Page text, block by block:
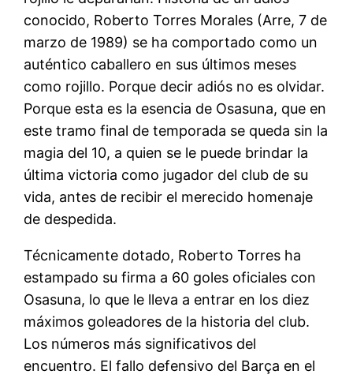
conocido, Roberto Torres Morales (Arre, 7 de
marzo de 1989) se ha comportado como un
auténtico caballero en sus últimos meses
como rojillo. Porque decir adiós no es olvidar.
Porque esta es la esencia de Osasuna, que en
este tramo final de temporada se queda sin la
magia del 10, a quien se le puede brindar la
última victoria como jugador del club de su
vida, antes de recibir el merecido homenaje
de despedida.
Técnicamente dotado, Roberto Torres ha
estampado su firma a 60 goles oficiales con
Osasuna, lo que le lleva a entrar en los diez
máximos goleadores de la historia del club.
Los números más significativos del
encuentro. El fallo defensivo del Barça en el